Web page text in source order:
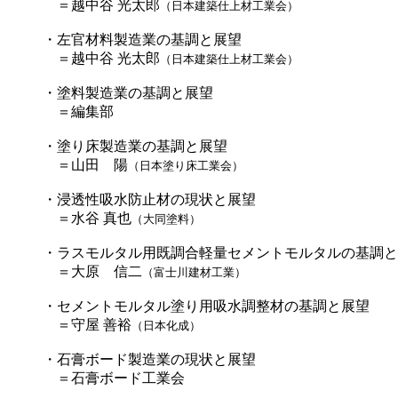
＝越中谷 光太郎 （日本建築仕上材工業会）
・左官材料製造業の基調と展望
＝越中谷 光太郎 （日本建築仕上材工業会）
・塗料製造業の基調と展望
＝編集部
・塗り床製造業の基調と展望
＝山田 陽 （日本塗り床工業会）
・浸透性吸水防止材の現状と展望
＝水谷 真也 （大同塗料）
・ラスモルタル用既調合軽量セメントモルタルの基調
＝大原 信二
（富士川建材工業）
・セメントモルタル塗り用吸水調整材の基調と展望
＝守屋 善裕 （日本化成）
・石膏ボード製造業の現状と展望
＝石膏ボード工業会